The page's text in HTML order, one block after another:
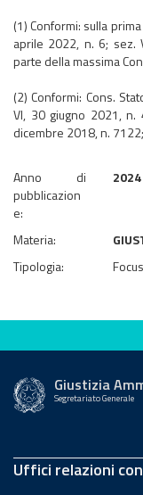
(1) Conformi: sulla
aprile 2022, n. 6; sez.
parte della massima
(2) Conformi: Cons.
VI, 30 giugno 2021,
dicembre 2018, n.
Anno di
pubblicazion
e:
2024
Materia:
Tipologia:
Valuta
Giustizia
Segretariato Generale
Uffici relazioni